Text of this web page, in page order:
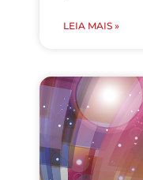
LEIA MAIS »